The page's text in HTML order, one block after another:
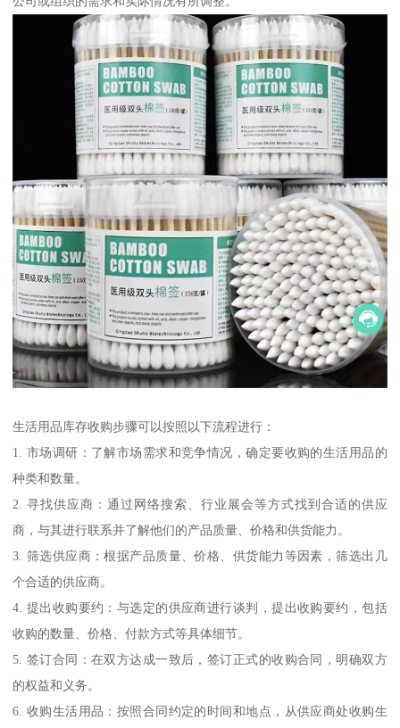
生活用品库存收购步骤可以按照以下流程进行：
1. 市场调研：了解市场需求和竞争情况，确定要收购的生活用品的
种类和数量。
2. 寻找供应商：通过网络搜索、行业展会等方式找到合适的供应
商，与其进行联系并了解他们的产品质量、价格和供货能力。
3. 筛选供应商：根据产品质量、价格、供货能力等因素，筛选出几
个合适的供应商。
4. 提出收购要约：与选定的供应商进行谈判，提出收购要约，包括
收购的数量、价格、付款方式等具体细节。
5. 签订合同：在双方达成一致后，签订正式的收购合同，明确双方
的权益和义务。
6. 收购生活用品：按照合同约定的时间和地点，从供应商处收购生